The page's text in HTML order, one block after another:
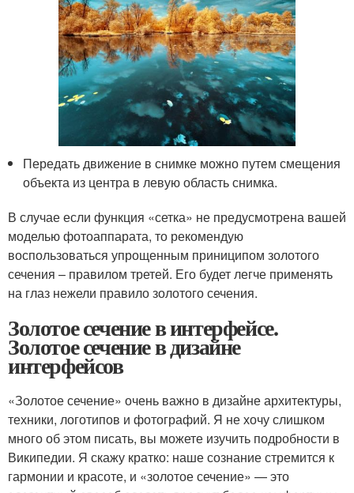
Передать движение в снимке можно путем смещения
объекта из центра в левую область снимка.
В случае если функция «сетка» не предусмотрена вашей
моделью фотоаппарата, то рекомендую
воспользоваться упрощенным приниципом золотого
сечения – правилом третей. Его будет легче применять
на глаз нежели правило золотого сечения.
Золотое сечение в интерфейсе.
Золотое сечение в дизайне
интерфейсов
«Золотое сечение» очень важно в дизайне архитектуры,
техники, логотипов и фотографий. Я не хочу слишком
много об этом писать, вы можете изучить подробности в
Википедии. Я скажу кратко: наше сознание стремится к
гармонии и красоте, и «золотое сечение» — это